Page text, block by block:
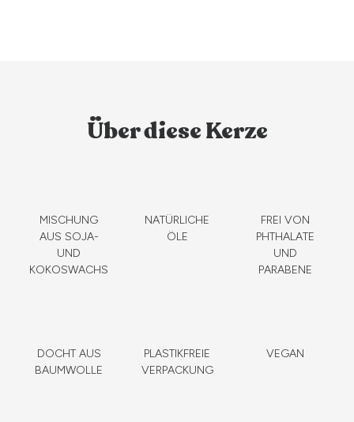
Über diese Kerze
MISCHUNG
AUS SOJA-
UND
KOKOSWACHS
NATÜRLICHE
ÖLE
FREI VON
PHTHALATE
UND
PARABENE
DOCHT AUS
BAUMWOLLE
PLASTIKFREIE
VERPACKUNG
VEGAN